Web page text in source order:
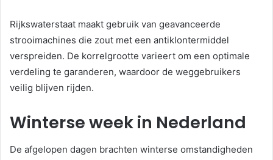
Rijkswaterstaat maakt gebruik van geavanceerde
strooimachines die zout met een antiklontermiddel
verspreiden. De korrelgrootte varieert om een optimale
verdeling te garanderen, waardoor de weggebruikers
veilig blijven rijden.
Winterse week in Nederland
De afgelopen dagen brachten winterse omstandigheden